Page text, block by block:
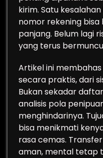
kirim. Satu
nomor rekening
panjang. Belum lagi
yang terus
Artikel ini
secara praktis, dari
Bukan sekadar
analisis pola
menghindarinya.
bisa menikmati
rasa cemas.
aman, mental tetap